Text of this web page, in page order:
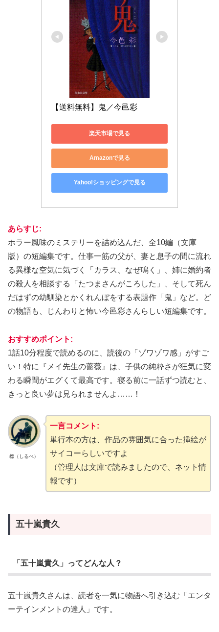
【送料無料】鬼／今邑彩
楽天市場で見る
Amazonで見る
Yahoo!ショッピングで見る
あらすじ:
ホラー風味のミステリーを詰め込んだ、全10編（文庫
版）の短編集です。仕事一筋の父が、妻と息子の間に流れ
る異様な空気に気づく「カラス、なぜ鳴く」、姉に婚約者
の殺人を相談する「たつまさんがころした」、そして死ん
だはずの幼馴染とかくれんぼをする表題作「鬼」など。ど
の物語も、じんわりと怖い今邑彩さんらしい短編集です。
おすすめポイント:
1話10分程度で読めるのに、読後の「ゾワゾワ感」がすご
い！特に『メイ先生の薔薇』は、子供の純粋さが狂気に変
わる瞬間がエグくて最高です。寝る前に一話ずつ読むと、
きっと良い夢は見られませんよ……！
標（しるべ）
一言コメント:
単行本の方は、作品の雰囲気に合った挿絵が
サイコーらしいですよ
（管理人は文庫で読みましたので、ネット情
報です）
五十嵐貴久
「五十嵐貴久」ってどんな人？
五十嵐貴久さんは、読者を一気に物語へ引き込む「エンタ
ーテインメントの達人」です。